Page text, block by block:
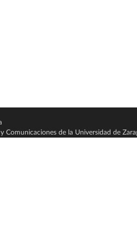
de la Universidad de